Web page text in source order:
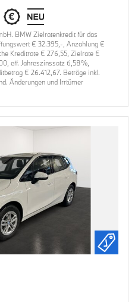
BMW Zielratenkredit für das
€ 32.395,-, Anzahlung €
Kreditrate € 276,55, Zielrate €
eff. Jahreszinssatz 6,58%,
€ 26.412,67. Beträge inkl.
Änderungen und Irrtümer